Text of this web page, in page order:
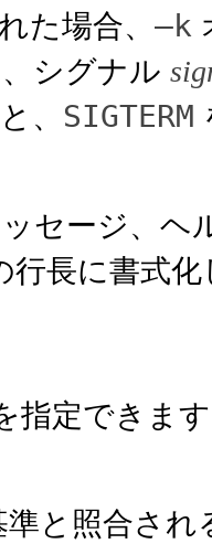
た場合、 –k
シグナル
、 SIGTERM
セージ、ヘ
行長に書式
指定できま
準と照合され